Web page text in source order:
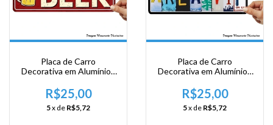
Placa de Carro
Decorativa em Alumínio -
R$25,00
5x de R$5,72
Placa de Carro
Decorativa em Alumínio -
R$25,00
5x de R$5,72